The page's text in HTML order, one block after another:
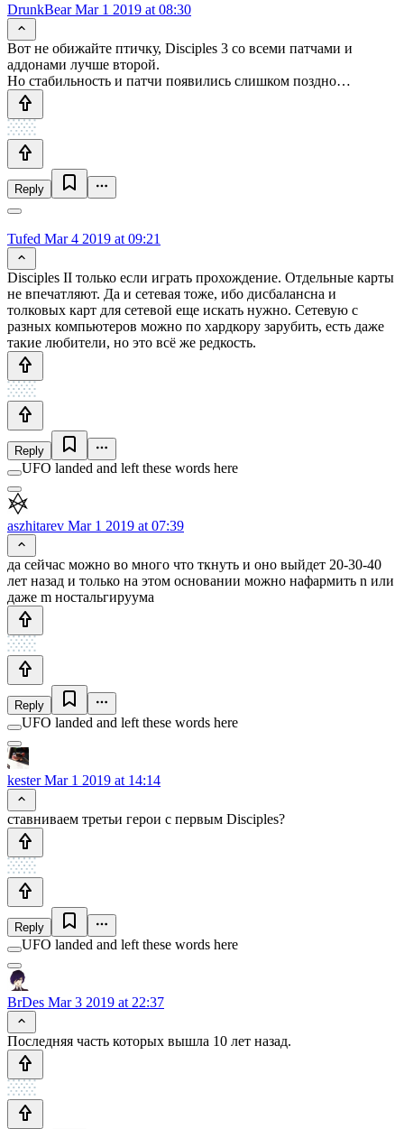
DrunkBearMar 1 2019 at 08:30
Вот не обижайте птичку, Disciples 3 со всеми патчами и
аддонами лучше второй.
Но стабильность и патчи появились слишком поздно…
Reply
Tufed Mar 4 2019 at 09:21
Disciples II только если играть прохождение. Отдельные карты
не впечатляют. Да и сетевая тоже, ибо дисбалансна и
толковых карт для сетевой еще искать нужно. Сетевую с
разных компьютеров можно по хардкору зарубить, есть даже
такие любители, но это всё же редкость.
Reply
UFO landed and left these words here
aszhitarev Mar 1 2019 at 07:39
да сейчас можно во много что ткнуть и оно выйдет 20-30-40
лет назад и только на этом основании можно нафармить n или
даже m ностальгируума
Reply
UFO landed and left these words here
kesterMar 1 2019 at 14:14
ставниваем третьи герои с первым Disciples?
Reply
UFO landed and left these words here
BrDes Mar 3 2019 at 22:37
Последняя часть которых вышла 10 лет назад.